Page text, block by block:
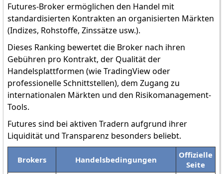
Futures-Broker ermöglichen den Handel mit
standardisierten Kontrakten an organisierten Märkten
(Indizes, Rohstoffe, Zinssätze usw.).
Dieses Ranking bewertet die Broker nach ihren
Gebühren pro Kontrakt, der Qualität der
Handelsplattformen (wie TradingView oder
professionelle Schnittstellen), dem Zugang zu
internationalen Märkten und den Risikomanagement-
Tools.
Futures sind bei aktiven Tradern aufgrund ihrer
Liquidität und Transparenz besonders beliebt.
Brokers Handelsbedingungen
Offizielle
Seite